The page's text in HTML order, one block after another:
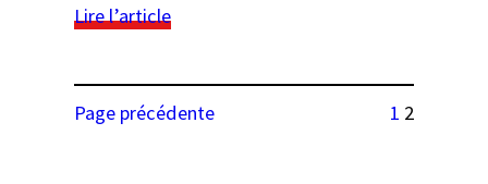
quels
?
Lire l’article:
d’archives
:
Page précédente 1 2